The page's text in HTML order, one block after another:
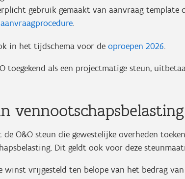
gebruik gemaakt van aanvraag template
aanvraagprocedure.
in het tijdschema voor de oproepen 2026.
toegekend als een projectmatige steun,
vennootschapsbelasting
O&O steun die gewestelijke overheden
Dit geldt ook voor deze
winst vrijgesteld ten belope van het bedrag